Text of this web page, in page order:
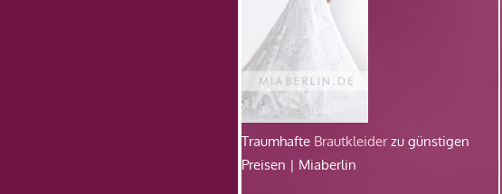
Traumhafte Brautkleiderzu günstigen
Preisen | Miaberlin